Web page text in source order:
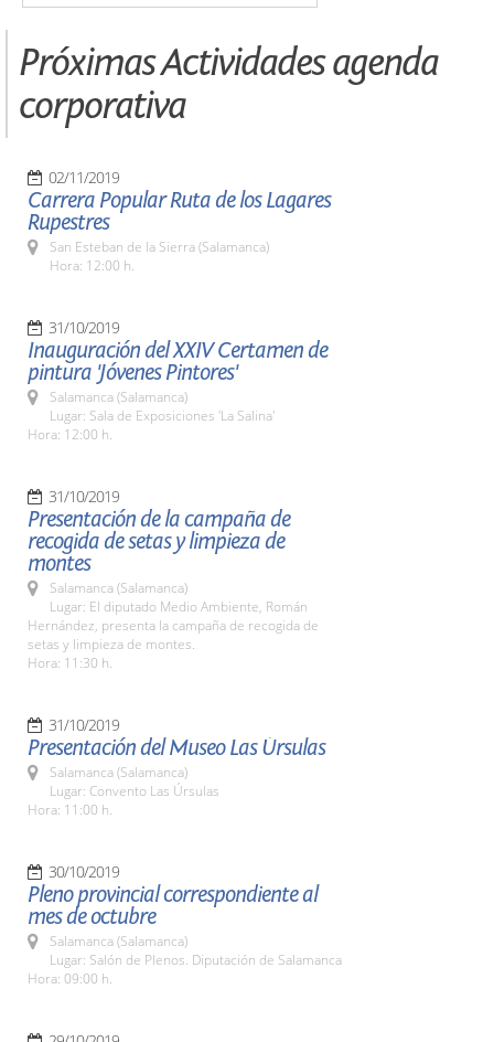
Próximas Actividades agenda
corporativa
02/11/2019
Carrera Popular Ruta de los Lagares
Rupestres
San Esteban de la Sierra (Salamanca)
Hora: 12:00 h.
31/10/2019
Inauguración del XXIV Certamen de
pintura 'Jóvenes Pintores'
Salamanca (Salamanca)
Lugar: Sala de Exposiciones 'La Salina'
Hora: 12:00 h.
31/10/2019
Presentación de la campaña de
recogida de setas y limpieza de
montes
Salamanca (Salamanca)
Lugar: El diputado Medio Ambiente, Román
Hernández, presenta la campaña de recogida de
setas y limpieza de montes.
Hora: 11:30 h.
31/10/2019
Presentación del Museo Las Úrsulas
Salamanca (Salamanca)
Lugar: Convento Las Úrsulas
Hora: 11:00 h.
30/10/2019
Pleno provincial correspondiente al
mes de octubre
Salamanca (Salamanca)
Lugar: Salón de Plenos. Diputación de Salamanca
Hora: 09:00 h.